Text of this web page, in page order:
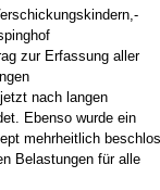
zur Erfassung aller
nach langen
Ebenso wurde ein
mehrheitlich
Belastungen für alle